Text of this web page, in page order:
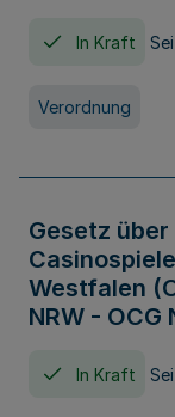
In Kraft
Verordnung
Gesetz
Westfalen
NRW - OCG
In Kraft